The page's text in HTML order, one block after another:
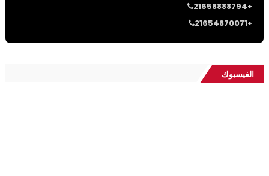
21658888794+
21654870071+
الفيسبوك